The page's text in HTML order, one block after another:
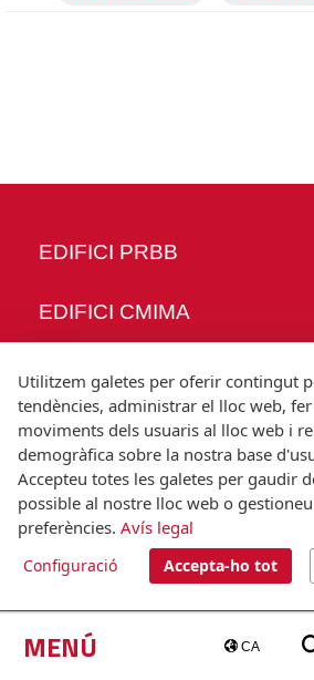
MENÚ CA
EDIFICI PRBB
EDIFICI CMIMA
SEGUEIX-NOS
© Universitat Pompeu
Barcelona
T.(+34) 93 542 20
Utilitzem galetes per oferir contingut
tendències, administrar el lloc web,
moviments dels usuaris al lloc web i
demogràfica sobre la nostra base
Accepteu totes les galetes per gaudir
possible al nostre lloc web o
preferències. Avís legal
Configuració Accepta-ho tot